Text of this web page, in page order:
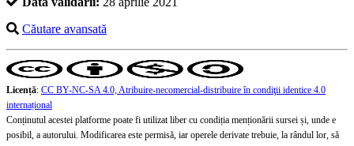
Căutare avansată
Licență: CC BY-NC-SA 4.0, Atribuire-necomercial-distribuire în condiţii identice 4.0
internațional
Conținutul acestei platforme poate fi utilizat liber cu condiția menționării sursei și, unde e
posibil, a autorului. Modificarea este permisă, iar operele derivate trebuie, la rândul lor, să